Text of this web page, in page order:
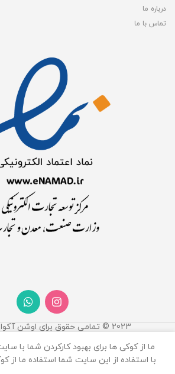
درباره ما
تماس با ما
2023 © تمامی حقوق برای اوشن آکوا محفوظ است
ما از کوکی ها برای بهبود کارکردن شما با
با استفاده از این سایت شما استفاده ما از
سیفون
ساده
120,000 0